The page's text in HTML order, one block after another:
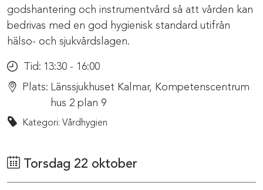
godshantering och instrumentvård så att vården kan
bedrivas med en god hygienisk standard utifrån
hälso- och sjukvårdslagen.
Tid: 13:30 - 16:00
Plats: Länssjukhuset Kalmar, Kompetenscentrum
hus 2 plan 9
Kategori: Vårdhygien
Torsdag 22 oktober